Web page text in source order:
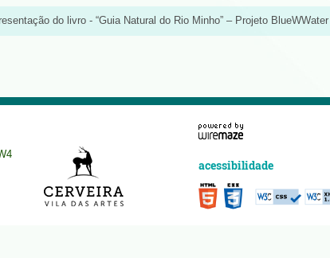
do livro - “Guia Natural do Rio Minho” – Projeto BlueWWater
acessibilidade